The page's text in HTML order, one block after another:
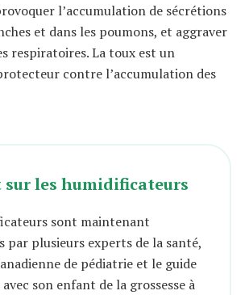
l’accumulation de sécrétions
et dans les poumons, et aggraver
respiratoires. La toux est un
contre l’accumulation des
les humidificateurs
sont maintenant
par plusieurs experts de la santé,
de pédiatrie et le guide
son enfant de la grossesse à